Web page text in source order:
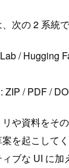
次の 2 系統で
/ Hugging
ZIP / PDF /
や資料をその
を起こして
ブな UI に加